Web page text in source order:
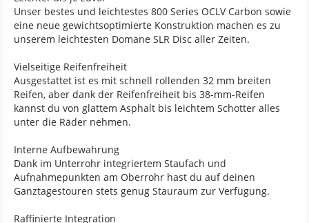
Unser bestes und leichtestes 800 Series OCLV Carbon sowie
eine neue gewichtsoptimierte Konstruktion machen es zu
unserem leichtesten Domane SLR Disc aller Zeiten.
Vielseitige Reifenfreiheit
Ausgestattet ist es mit schnell rollenden 32 mm breiten
Reifen, aber dank der Reifenfreiheit bis 38-mm-Reifen
kannst du von glattem Asphalt bis leichtem Schotter alles
unter die Räder nehmen.
Interne Aufbewahrung
Dank im Unterrohr integriertem Staufach und
Aufnahmepunkten am Oberrohr hast du auf deinen
Ganztagestouren stets genug Stauraum zur Verfügung.
Raffinierte Integration